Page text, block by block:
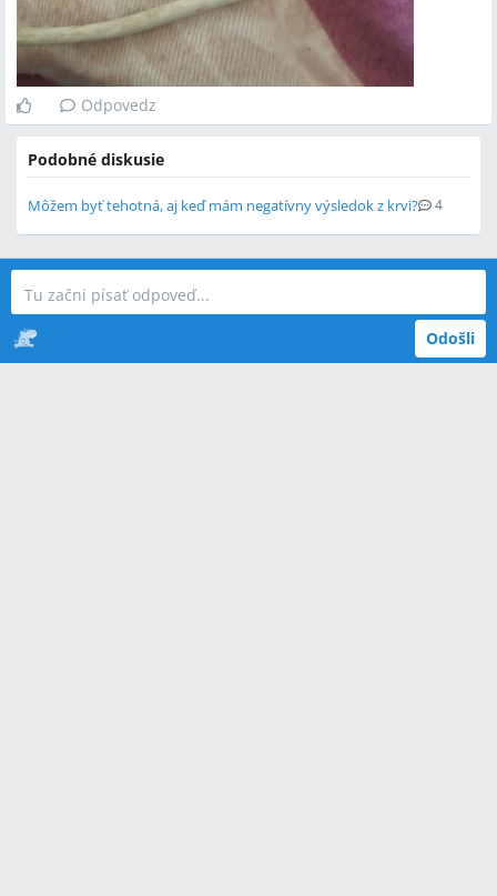
Odpovedz
Podobné diskusie
Môžem byť tehotná, aj keď mám negatívny výsledok z krvi? 4
Odošli